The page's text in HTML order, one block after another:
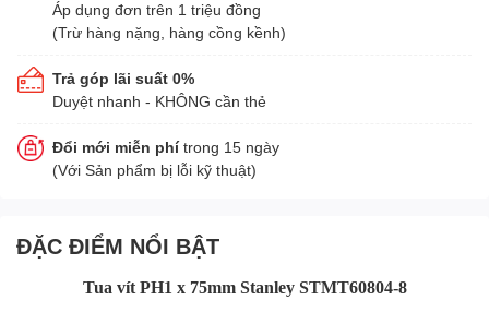
Áp dụng đơn trên 1 triệu đồng
(Trừ hàng nặng, hàng cồng kềnh)
Trả góp lãi suất 0%
Duyệt nhanh - KHÔNG cần thẻ
Đổi mới miễn phítrong 15 ngày
(Với Sản phẩm bị lỗi kỹ thuật)
ĐẶC ĐIỂM NỔI BẬT
Tua vít PH1 x 75mm Stanley STMT60804-8